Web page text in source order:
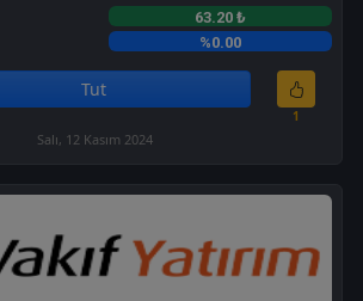
63.20 ₺
%0.00
Tut
1
Salı, 12 Kasım 2024